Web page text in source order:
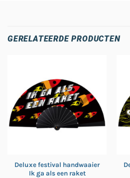
GERELATEERDE PRODUCTEN
Deluxe festival handwaaier
Ik ga als een raket